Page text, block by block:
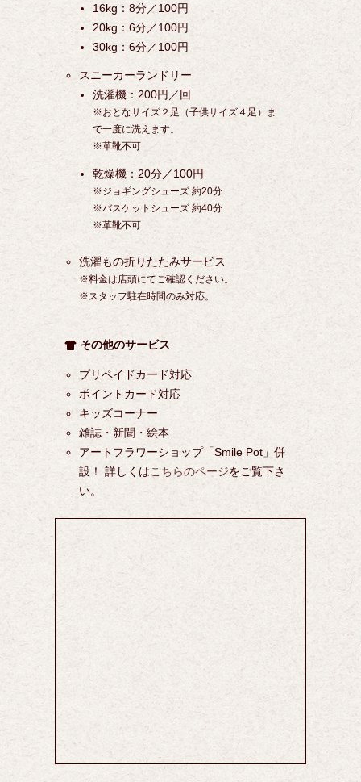
16kg：8分／100円
20kg：6分／100円
30kg：6分／100円
スニーカーランドリー
洗濯機：200円／回
※おとなサイズ２足（子供サイズ４足）ま
で一度に洗えます。
※革靴不可
乾燥機：20分／100円
※ジョギングシューズ 約20分
※バスケットシューズ 約40分
※革靴不可
洗濯もの折りたたみサービス
※料金は店頭にてご確認ください。
※スタッフ駐在時間のみ対応。
その他のサービス
プリペイドカード対応
ポイントカード対応
キッズコーナー
雑誌・新聞・絵本
アートフラワーショップ「Smile Pot」併
設！ 詳しくはこちらのページをご覧下さ
い。